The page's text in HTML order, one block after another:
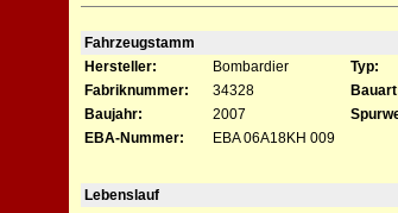
Fahrzeugstamm
Hersteller:
Bombardier Typ:
Fabriknummer:
34328
Baujahr:
2007
EBA-Nummer:
EBA 06A18KH 009
Lebenslauf